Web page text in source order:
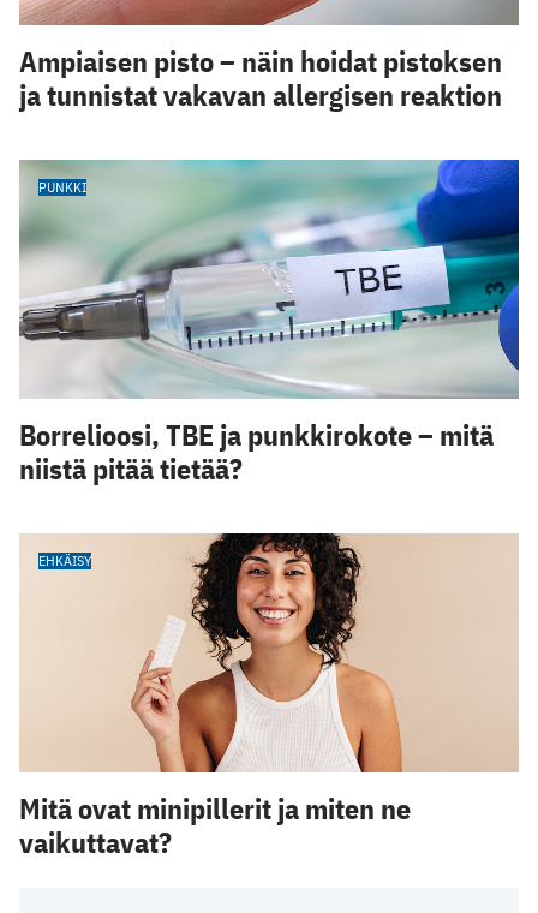
Ampiaisen pisto – näin hoidat pistoksen
ja tunnistat vakavan allergisen reaktion
PUNKKI
Borrelioosi, TBE ja punkkirokote – mitä
niistä pitää tietää?
EHKÄISY
Mitä ovat minipillerit ja miten ne
vaikuttavat?